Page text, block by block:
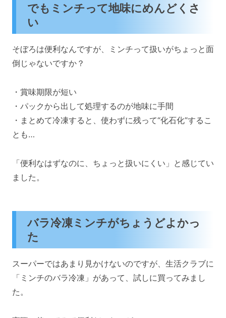
でもミンチって地味にめんどくさ
い
そぼろは便利なんですが、ミンチって扱いがちょっと面
倒じゃないですか？
・賞味期限が短い
・パックから出して処理するのが地味に手間
・まとめて冷凍すると、使わずに残って“化石化”するこ
とも…
「便利なはずなのに、ちょっと扱いにくい」と感じてい
ました。
バラ冷凍ミンチがちょうどよかっ
た
スーパーではあまり見かけないのですが、生活クラブに
「ミンチのバラ冷凍」があって、試しに買ってみまし
た。